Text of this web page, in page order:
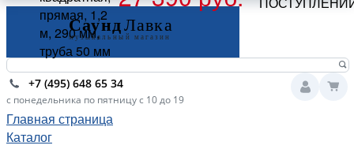
+7 (495) 648 65 34
с понедельника по пятницу с 10 до 19
Главная страница
Каталог
прямая, 1,2
м, 290 мм,
труба 50 мм